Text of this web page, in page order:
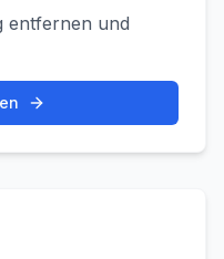
entfernen und